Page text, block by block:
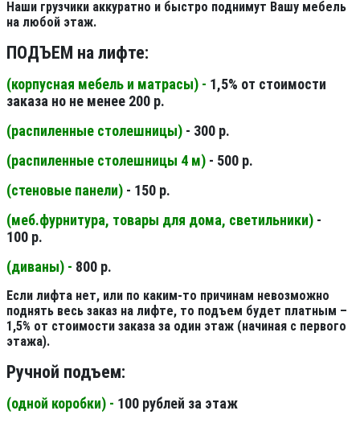
Наши грузчики аккуратно и быстро поднимут Вашу мебель
на любой этаж.
ПОДЪЕМ на лифте:
(корпусная мебель и матрасы) - 1,5% от стоимости
заказа но не менее 200 р.
(распиленные столешницы) - 300 р.
(распиленные столешницы 4 м) - 500 р.
(стеновые панели) - 150 р.
(меб.фурнитура, товары для дома, светильники) -
100 р.
(диваны) - 800 р.
Если лифта нет, или по каким-то причинам невозможно
поднять весь заказ на лифте, то подъем будет платным –
1,5% от стоимости заказа за один этаж (начиная с первого
этажа).
Ручной подъем:
(одной коробки) - 100 рублей за этаж